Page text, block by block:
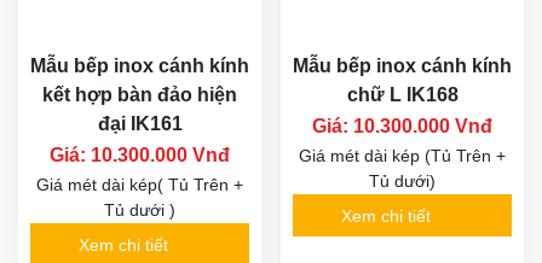
Mẫu bếp inox cánh kính
kết hợp bàn đảo hiện
đại IK161
Giá: 10.300.000 Vnđ
Giá mét dài kép( Tủ Trên +
Tủ dưới )
Xem chi tiết
Mẫu bếp inox cánh kính
chữ L IK168
Giá: 10.300.000 Vnđ
Giá mét dài kép (Tủ Trên +
Tủ dưới)
Xem chi tiết